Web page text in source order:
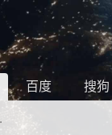
百度 搜狗